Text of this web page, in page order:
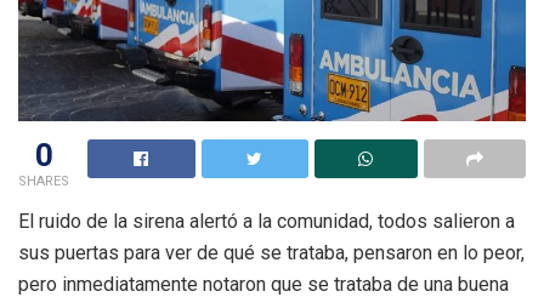
0
SHARES
El ruido de la sirena alertó a la comunidad, todos salieron a
sus puertas para ver de qué se trataba, pensaron en lo peor,
pero inmediatamente notaron que se trataba de una buena